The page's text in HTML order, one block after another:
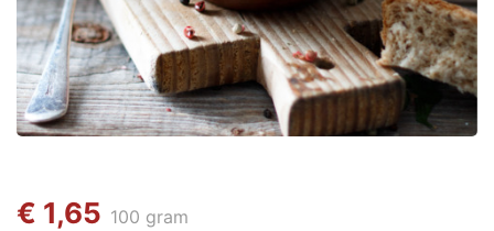
€ 1,65 100 gram